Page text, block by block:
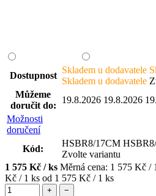
Dostupnost
Skladem u dodavatele
Skladem u dodavatele
Můžeme
doručit do:
19.8.2026 19.8.2026
Možnosti
doručení
Kód:
HSBR8/17CM
Zvolte variantu
1 575 Kč / ks Měrná cena: 1 575 Kč /
Kč / 1 ks od 1 575 Kč / 1 ks
+
−